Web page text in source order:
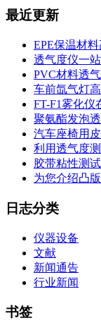
最近更新
EPE保温材
透气度仪一
PVC材料透
车前氙气灯
FT-F1雾化仪
聚氨酯发泡
汽车座椅用
利用透气度
胶带粘性测
为您介绍凸
日志分类
仪器设备
文献
新闻通告
行业新闻
书签